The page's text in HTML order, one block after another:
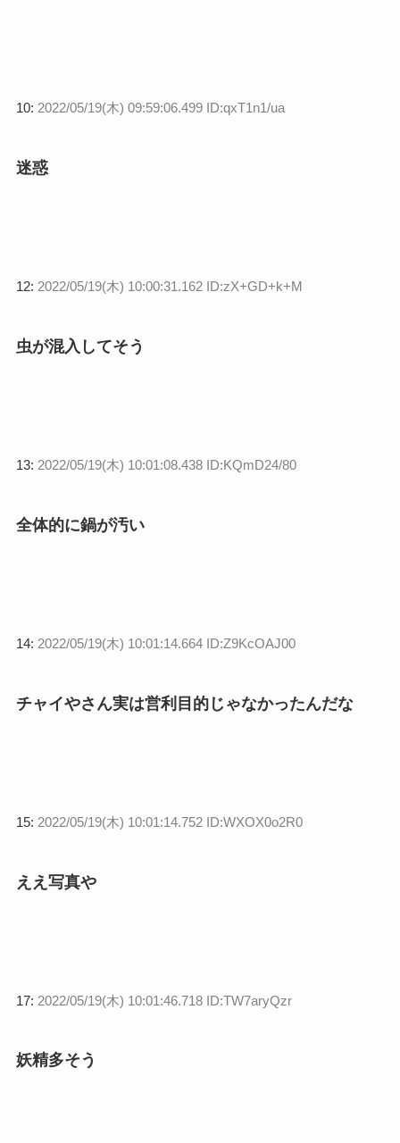
10: 2022/05/19(木) 09:59:06.499 ID:qxT1n1/ua
迷惑
12: 2022/05/19(木) 10:00:31.162 ID:zX+GD+k+M
虫が混入してそう
13: 2022/05/19(木) 10:01:08.438 ID:KQmD24/80
全体的に鍋が汚い
14: 2022/05/19(木) 10:01:14.664 ID:Z9KcOAJ00
チャイやさん実は営利目的じゃなかったんだな
15: 2022/05/19(木) 10:01:14.752 ID:WXOX0o2R0
ええ写真や
17: 2022/05/19(木) 10:01:46.718 ID:TW7aryQzr
妖精多そう